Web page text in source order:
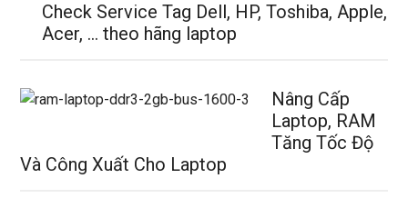
Check Service Tag Dell, HP, Toshiba, Apple,
Acer, … theo hãng laptop
Nâng Cấp
Laptop, RAM
Tăng Tốc Độ
Và Công Xuất Cho Laptop